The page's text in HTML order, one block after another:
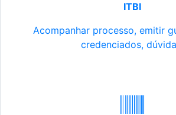
ITBI
Acompanhar processo, emitir
credenciados,